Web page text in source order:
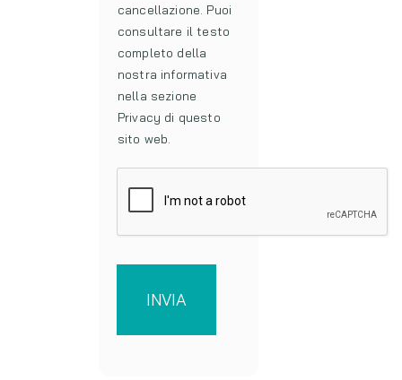
cancellazione. Puoi
consultare il testo
completo della
nostra informativa
nella sezione
Privacy di questo
sito web.
INVIA